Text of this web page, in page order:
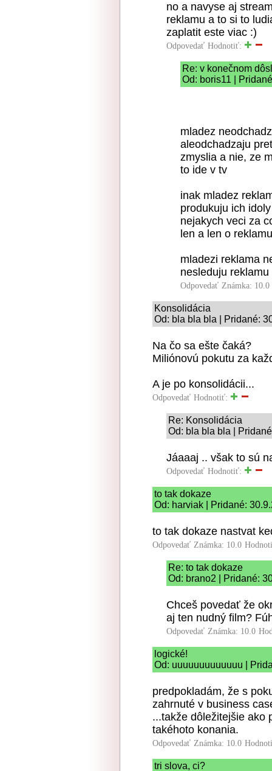
no a navyse aj
reklamu a to si to
zaplatit este viac :)
Odpovedať Hodnotiť:
Re: v konečnom
Od: boris11 |
mladez
aleodchadzaju
zmyslia a nie, ze
to ide v tv
inak mladez
produkuju ich
nejakych veci za
len a len o reklamu
mladezi reklama
nesleduju reklamu
Odpovedať Známka: 10.0
Konsolidácia
Od: bla bla bla | Pridané:
Na čo sa ešte čaká?
Miliónovú pokutu za
A je po konsolidácii...
Odpovedať Hodnotiť:
Re: Konsolidácia
Od: bla bla bla |
Jáaaaj .. však to sú
Odpovedať Hodnotiť:
to tak dokaze
Od: harviak | Pridané:
to tak dokaze nastvat
Odpovedať Známka: 10.0
Re: to tak dokaze
Od: brano2 | Pridané:
Chceš povedať že
aj ten nudný film?
Odpovedať Známka: 10.0
logické!
Od: uuuuuuuuuuuuu |
predpokladám, že s
zahrnuté v business
...takže dôležitejšie ako
takéhoto konania.
Odpovedať Známka: 10.0
tri slova, ci?